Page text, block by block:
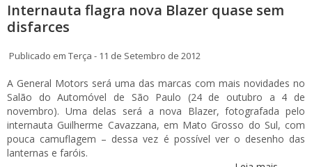
Internauta flagra nova Blazer quase sem
disfarces
Publicado em Terça - 11 de Setembro de 2012
A General Motors será uma das marcas com mais novidades no
Salão do Automóvel de São Paulo (24 de outubro a 4 de
novembro). Uma delas será a nova Blazer, fotografada pelo
internauta Guilherme Cavazzana, em Mato Grosso do Sul, com
pouca camuflagem – dessa vez é possível ver o desenho das
lanternas e faróis.